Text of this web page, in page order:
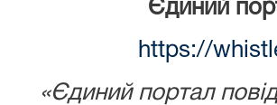
Єдиний
https://
«Єдиний портал